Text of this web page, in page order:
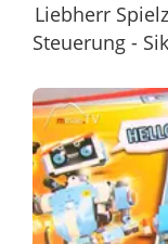
Liebherr
Steuerung -